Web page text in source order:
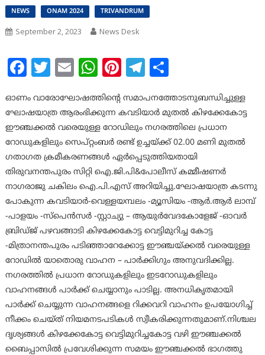
NEWS ONAM 2024 TRIVANDRUM
September 2, 2023 News Desk
Facebook
Twitter
EmailWhatsApp
Pinterest
Telegram
Share
ഓണം വാരോഘോഷത്തിന്റെ സമാപനത്തോടനുബന്ധിച്ചുള്ള
ഘോഷയാത്ര ആരംഭിക്കുന്ന കവടിയാർ മുതൽ കിഴക്കേകോട്ട
ഈഞ്ചക്കൽ വരെയുള്ള റോഡിലും നഗരത്തിലെ പ്രധാന
റോഡുകളിലും സെപ്റ്റംബർ രണ്ട് ഉച്ചയ്ക്ക് 02.00 മണി മുതൽ
ഗതാഗത ക്രമീകരണങ്ങൾ ഏർപ്പെടുത്തിയതായി
തിരുവനന്തപുരം സിറ്റി ഐ.ജി.പി&പോലീസ് കമ്മീഷണർ
നാഗരാജു ചകിലം ഐ.പി.എസ് അറിയിച്ചു.ഘോഷയാത്ര കടന്നു
പോകുന്ന കവടിയാർ-വെള്ളയമ്പലം -മ്യൂസിയം -ആർ.ആർ ലാമ്പ്
-പാളയം -സ്പെൻസർ -സ്റ്റാച്യു – ആയുർവേദകോളേജ് -ഓവർ
ബ്രിഡ്ജ് പഴവങ്ങാടി കിഴക്കേകോട്ട വെട്ടിമുറിച്ച കോട്ട
-മിത്രാനന്തപുരം പടിഞ്ഞാറേക്കോട്ട ഈഞ്ചയ്ക്കൽ വരെയുള്ള
റോഡിൽ യാതൊരു വാഹന – പാർക്കിഗും അനുവദിക്കില്ല.
നഗരത്തിൽ പ്രധാന റോഡുകളിലും ഇടറോഡുകളിലും
വാഹനങ്ങൾ പാർക്ക് ചെയ്യാനും പാടില്ല. അനധികൃതമായി
പാർക്ക് ചെയ്യുന്ന വാഹനങ്ങളെ റിക്കവറി വാഹനം ഉപയോഗിച്ച്
നീക്കം ചെയ്ത് നിയമനടപടികൾ സ്വീകരിക്കുന്നതുമാണ്.നിശ്ചല
ദൃശ്യങ്ങൾ കിഴക്കേകോട്ട വെട്ടിമുറിച്ചകോട്ട വഴി ഈഞ്ചക്കൽ
ബൈപ്പാസിൽ പ്രവേശിക്കുന്ന സമയം ഈഞ്ചക്കൽ ഭാഗത്തു